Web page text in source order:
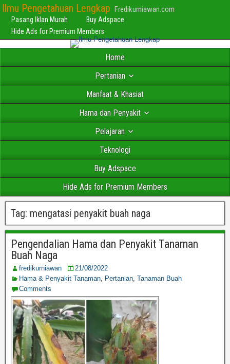
Ilmu Pengetahuan Lengkap Fredikurniawan.com
Pasang Iklan Murah
Buy Adspace
Hide Ads for Premium Members
Home
Pertanian
Manfaat & Khasiat
Hama dan Penyakit
Pelajaran
Teknologi
Buy Adspace
Hide Ads for Premium Members
Tag: mengatasi penyakit buah naga
Pengendalian Hama dan Penyakit Tanaman
Buah Naga
fredikurniawan
21/08/2022
Hama & Penyakit Tanaman, Pertanian, Tanaman Buah
Comments